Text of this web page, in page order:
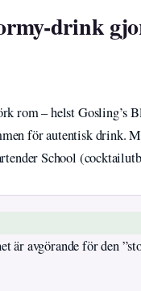
drink
rom – helst Gosling’s
för autentisk drink.
School
är avgörande för den